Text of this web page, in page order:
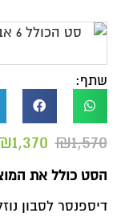
שתף:
₪1,570
1,370
הסט כולל את
דיספנסר לסבון